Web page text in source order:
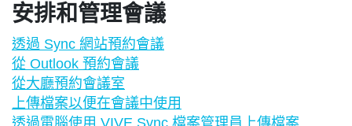
安排和管理會議
透過 Sync 網站預約會議
從 Outlook 預約會議
從大廳預約會議室
上傳檔案以便在會議中使用
透過電腦使用 VIVE Sync 檔案管理員上傳檔案